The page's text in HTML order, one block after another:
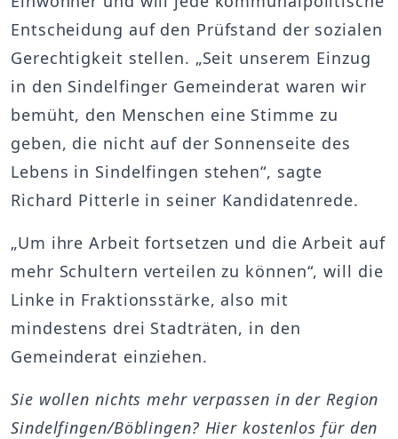
Entscheidung auf den Prüfstand der sozialen
Gerechtigkeit stellen. „Seit unserem Einzug
in den Sindelfinger Gemeinderat waren wir
bemüht, den Menschen eine Stimme zu
geben, die nicht auf der Sonnenseite des
Lebens in Sindelfingen stehen“, sagte
Richard Pitterle in seiner Kandidatenrede.
„Um ihre Arbeit fortsetzen und die Arbeit auf
mehr Schultern verteilen zu können“, will die
Linke in Fraktionsstärke, also mit
mindestens drei Stadträten, in den
Gemeinderat einziehen.
Sie wollen nichts mehr verpassen in der Region
Sindelfingen/Böblingen? Hier kostenlos für den